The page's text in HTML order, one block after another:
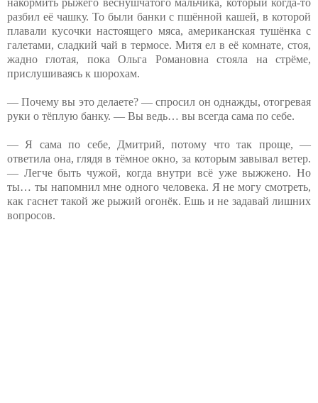
разбил её чашку. То были банки с пшённой кашей, в которой
плавали кусочки настоящего мяса, американская тушёнка с
галетами, сладкий чай в термосе. Митя ел в её комнате, стоя,
жадно глотая, пока Ольга Романовна стояла на стрёме,
прислушиваясь к шорохам.
— Почему вы это делаете? — спросил он однажды, отогревая
руки о тёплую банку. — Вы ведь… вы всегда сама по себе.
— Я сама по себе, Дмитрий, потому что так проще, —
ответила она, глядя в тёмное окно, за которым завывал ветер.
— Легче быть чужой, когда внутри всё уже выжжено. Но
ты… ты напомнил мне одного человека. Я не могу смотреть,
как гаснет такой же рыжий огонёк. Ешь и не задавай лишних
вопросов.